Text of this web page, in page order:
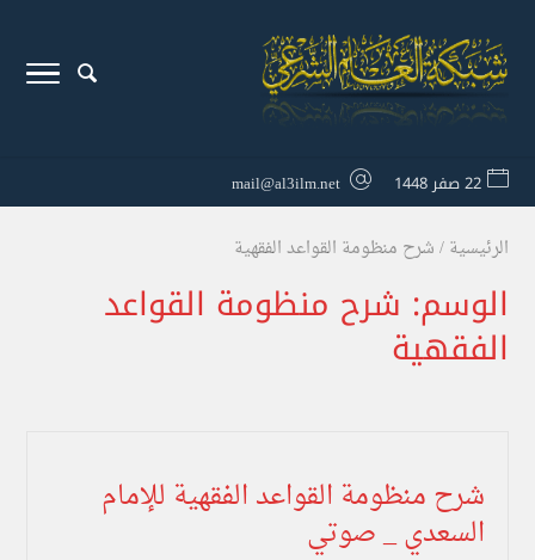
22 صفر 1448 mail@al3ilm.net
الرئيسية/شرح منظومة القواعد الفقهية
الوسم: شرح منظومة القواعد
الفقهية
شرح منظومة القواعد الفقهية للإمام
السعدي _ صوتي